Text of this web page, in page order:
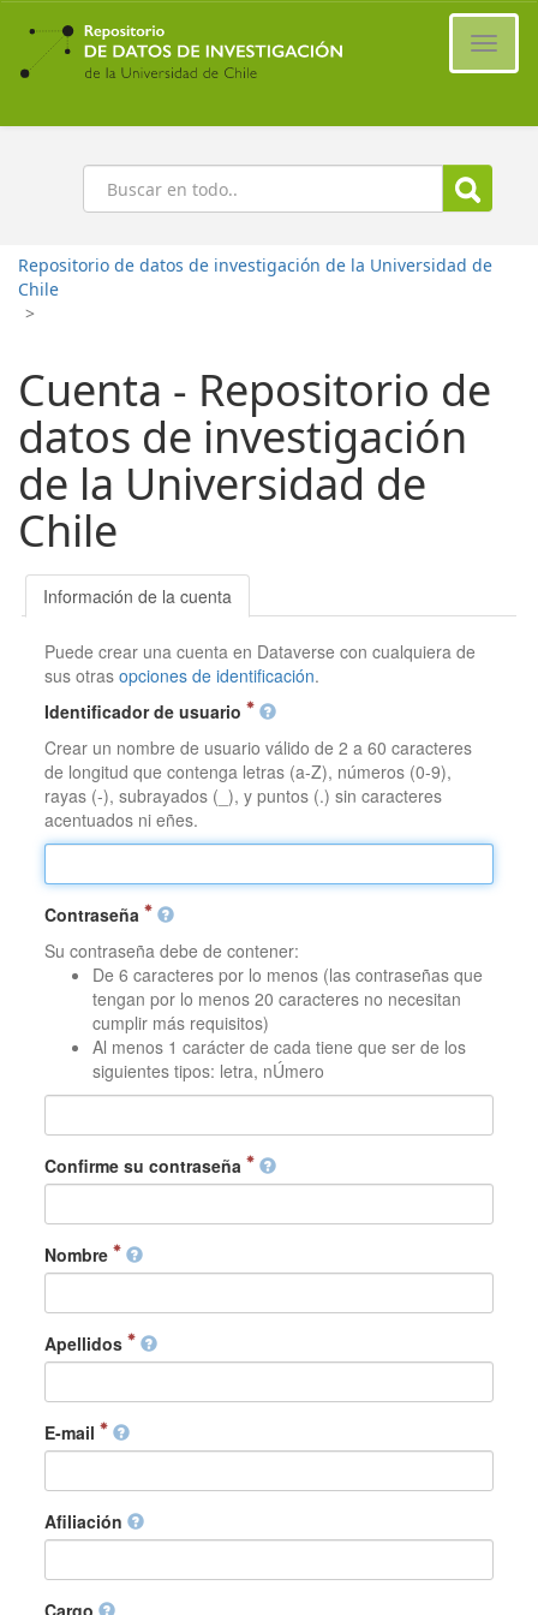
Ir
contenido
principal
Buscar
Repositorio de datos de investigación de la Universidad de
Chile
>
Cuenta - Repositorio de
datos de investigación
de la Universidad de
Chile
Información de la cuenta
Puede crear una cuenta en Dataverse con cualquiera de
sus otrasopciones de identificación.
Identificador de usuario
Crear un nombre de usuario válido de 2 a 60 caracteres
de longitud que contenga letras (a-Z), números (0-9),
rayas (-), subrayados (_), y puntos (.) sin caracteres
acentuados ni eñes.
Contraseña
Su contraseña debe de contener:
De 6 caracteres por lo menos (las contraseñas que
tengan por lo menos 20 caracteres no necesitan
cumplir más requisitos)
Al menos 1 carácter de cada tiene que ser de los
siguientes tipos: letra, nÚmero
Confirme su contraseña
Nombre
Apellidos
E-mail
Afiliación
Cargo